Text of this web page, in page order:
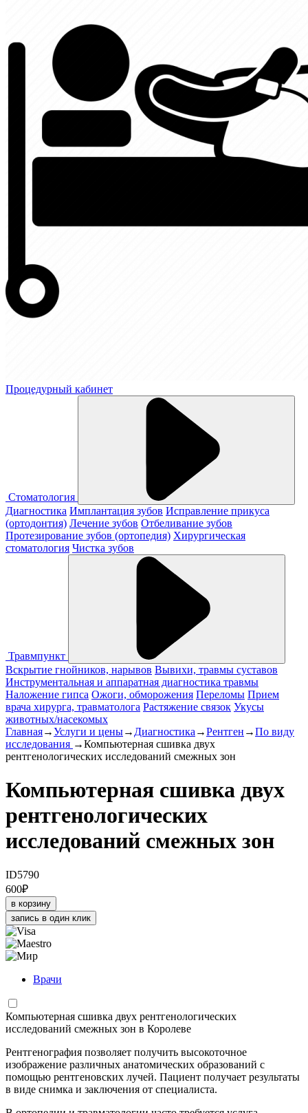
Процедурный кабинет
Стоматология
Диагностика Имплантация зубов Исправление прикуса
(ортодонтия) Лечение зубов Отбеливание зубов
Протезирование зубов (ортопедия) Хирургическая
стоматология Чистка зубов
Травмпункт
Вскрытие гнойников, нарывов Вывихи, травмы суставов
Инструментальная и аппаратная диагностика травмы
Наложение гипса Ожоги, обморожения Переломы Прием
врача хирурга, травматолога Растяжение связок Укусы
животных/насекомых
Главная→Услуги и цены→ Диагностика →Рентген →По виду
исследования →Компьютерная сшивка двух
рентгенологических исследований смежных зон
Компьютерная сшивка двух
рентгенологических
исследований смежных зон
ID5790
600₽
в корзину
запись в один клик
Врачи
Компьютерная сшивка двух рентгенологических
исследований смежных зон в Королеве
Рентгенография позволяет получить высокоточное
изображение различных анатомических образований с
помощью рентгеновских лучей. Пациент получает результаты
в виде снимка и заключения от специалиста.